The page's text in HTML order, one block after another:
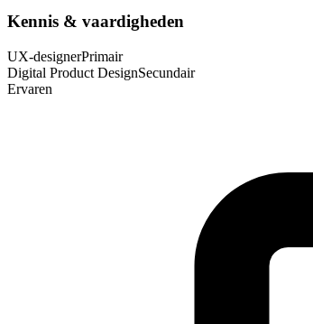
Kennis & vaardigheden
UX-designerPrimair
Digital Product DesignSecundair
Ervaren